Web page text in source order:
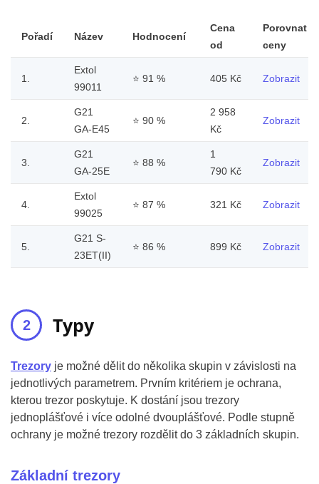
Pořadí Název Hodnocení
Cena
od
Porovnat
ceny
1.
Extol
99011
⭐ 91 % 405 Kč Zobrazit
2.
G21
GA-E45
⭐ 90 %
2 958
Kč
Zobrazit
3.
G21
GA-25E
⭐ 88 %
1
790 Kč
Zobrazit
4.
Extol
99025
⭐ 87 % 321 Kč Zobrazit
5.
G21 S-
23ET(II)
⭐ 86 % 899 Kč Zobrazit
Typy
Trezory je možné dělit do několika skupin v závislosti na
jednotlivých parametrem. Prvním kritériem je ochrana,
kterou trezor poskytuje. K dostání jsou trezory
jednoplášťové i více odolné dvouplášťové. Podle stupně
ochrany je možné trezory rozdělit do 3 základních skupin.
Základní trezory